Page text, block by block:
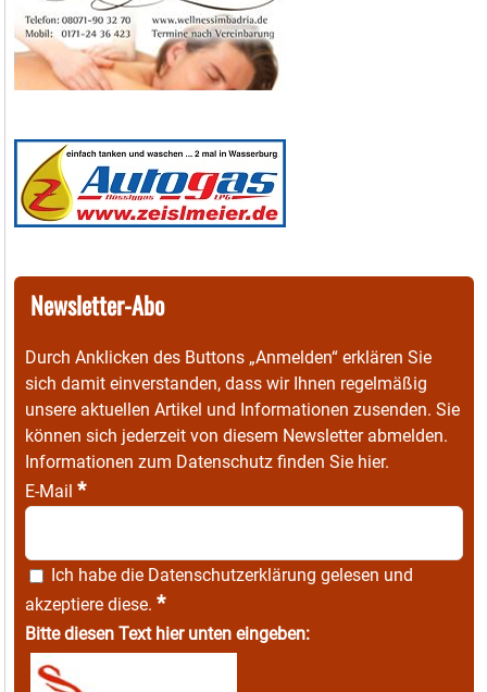
Newsletter-Abo
Durch Anklicken des Buttons „Anmelden“ erklären Sie
sich damit einverstanden, dass wir Ihnen regelmäßig
unsere aktuellen Artikel und Informationen zusenden. Sie
können sich jederzeit von diesem Newsletter abmelden.
Informationen zum Datenschutz finden Sie hier.
E-Mail *
Ich habe die Datenschutzerklärung gelesen und
akzeptiere diese. *
Bitte diesen Text hier unten eingeben: